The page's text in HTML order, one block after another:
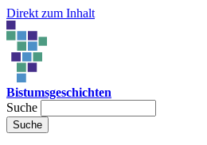
Direkt zum Inhalt
Bistumsgeschichten
Suche